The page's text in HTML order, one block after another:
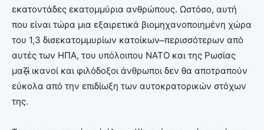
εκατοντάδες εκατομμύρια ανθρώπους. Ωστόσο, αυτή
που είναι τώρα μια εξαιρετικά βιομηχανοποιημένη χώρα
του 1,3 δισεκατομμυρίων κατοίκων ̶περισσότερων από
αυτές των ΗΠΑ, του υπόλοιπου ΝΑΤΟ και της Ρωσίας
μαζί̶ ικανοί και φιλόδοξοι άνθρωποι δεν θα αποτραπούν
εύκολα από την επιδίωξη των αυτοκρατορικών στόχων
της.